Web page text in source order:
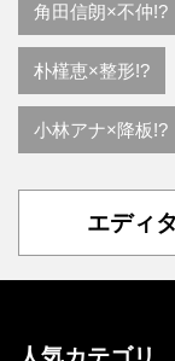
角田信朗×不仲!?
朴槿恵×整形!?
小林アナ×降板!?
エディ